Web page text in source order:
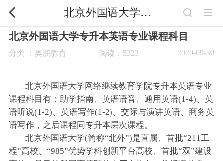
北京外国语大学专升本英语专业课程科目
北京外国语大学专升本英语专业课程科目
分类 ：奥鹏教育 2020-09-30
阅读：5323
北京外国语大学网络继续教育学院专升本英语专业
课程科目有：助学指南、英语语音、通用英语(1-4)、英
语听说(1-2)、英语写作(1-2)、交际与演讲英语、商务英
语写作，之后课程同专升本层次课程。
北京外国语大学(简称“北外”)是直属、首批“211工
程”高校、“985”优势学科创新平台高校、首批“双”建设